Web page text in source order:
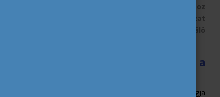
Az Eurodesk fennállásának 35. évfordulójához
kapcsolódva bemutatjuk a magyar partneri hálózat
tagjait. Minden hónapban más-más tagunk inspiráló
László Miklós – Fiatalok a
tagja